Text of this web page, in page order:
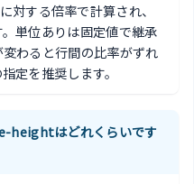
する倍率で計算され、
単位ありは固定値で継承
わると行間の比率がずれ
定を推奨します。
heightはどれくらいです